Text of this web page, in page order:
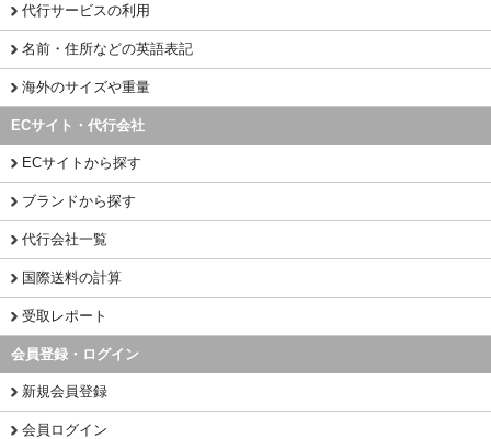
代行サービスの利用
名前・住所などの英語表記
海外のサイズや重量
ECサイト・代行会社
ECサイトから探す
ブランドから探す
代行会社一覧
国際送料の計算
受取レポート
会員登録・ログイン
新規会員登録
会員ログイン